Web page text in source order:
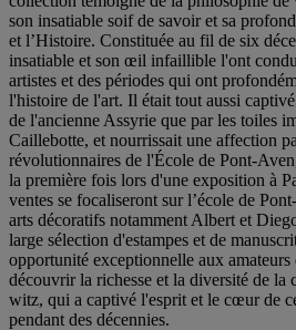
son insatiable soif de savoir et sa
et l’Histoire. Constituée au fil de six
insatiable et son œil infaillible l'ont
artistes et des périodes qui ont
l'histoire de l'art. Il était tout aussi
de l'ancienne Assyrie que par les toiles
Caillebotte, et nourrissait une affection
révolutionnaires de l'École de Pont-
la première fois lors d'une exposition à
ventes se focaliseront sur l’école de
arts décoratifs notamment Albert et
large sélection d'estampes et de
opportunité exceptionnelle aux
découvrir la richesse et la diversité de la
witz, qui a captivé l'esprit et le cœur de
pendant des décennies.